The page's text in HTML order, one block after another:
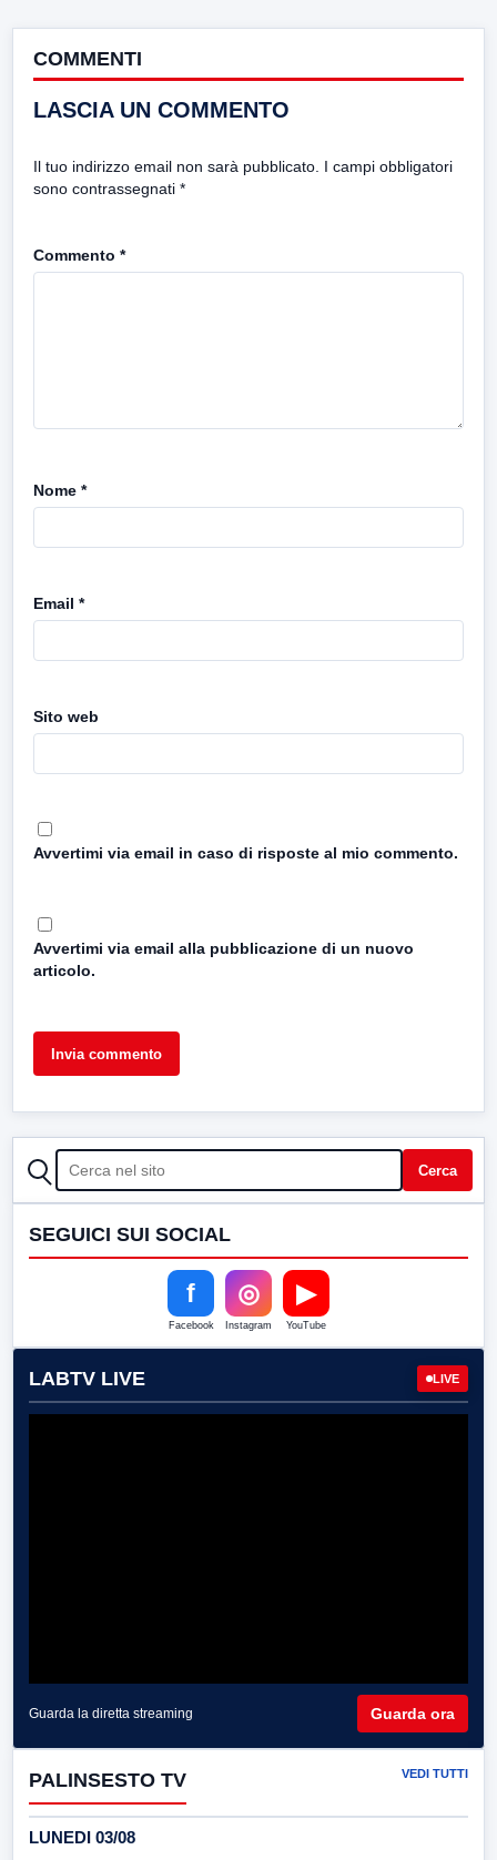
COMMENTI
LASCIA UN COMMENTO
Il tuo indirizzo email non sarà pubblicato. I campi obbligatori
sono contrassegnati *
Commento *
Nome *
Email *
Sito web
Avvertimi via email in caso di risposte al mio commento.
Avvertimi via email alla pubblicazione di un nuovo
articolo.
CERCA Cerca
SEGUICI SUI SOCIAL
f
Facebook
◎
Instagram
▶
YouTube
LABTV LIVE LIVE
Guarda la diretta streaming Guarda ora
PALINSESTO TV VEDI TUTTI
LUNEDI 03/08